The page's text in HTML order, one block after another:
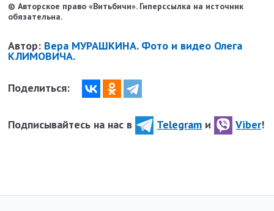
© Авторское право «Витьбичи». Гиперссылка на источник
обязательна.
Автор: Вера МУРАШКИНА. Фото и видео Олега
КЛИМОВИЧА.
Поделиться:
Подписывайтесь на нас в Telegram и Viber!